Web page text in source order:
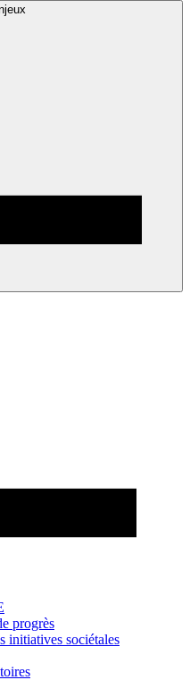
progrès
initiatives sociétales